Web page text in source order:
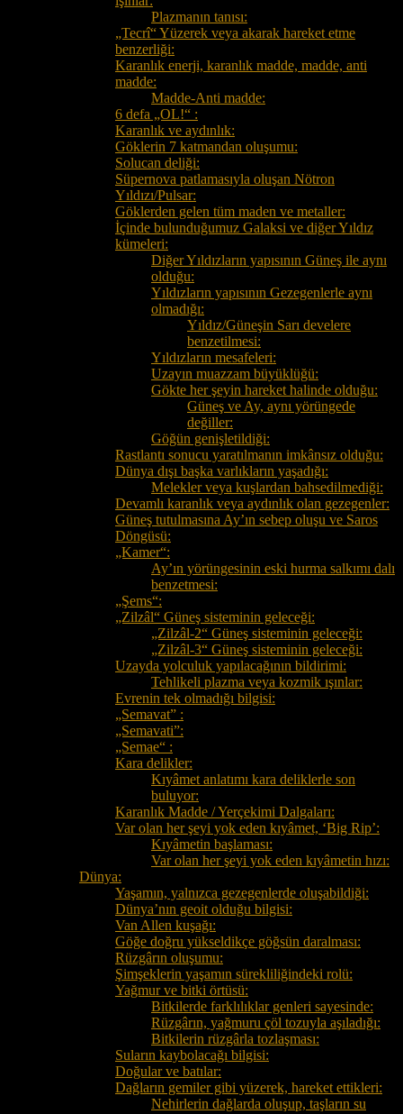
Plazmanın tanısı:
„Tecrî“ Yüzerek veya akarak hareket etme
benzerliği:
Karanlık enerji, karanlık madde, madde, anti
madde:
Madde-Anti madde:
6 defa „OL!“ :
Karanlık ve aydınlık:
Göklerin 7 katmandan oluşumu:
Solucan deliği:
Süpernova patlamasıyla oluşan Nötron
Yıldızı/Pulsar:
Göklerden gelen tüm maden ve metaller:
İçinde bulunduğumuz Galaksi ve diğer Yıldız
kümeleri:
Diğer Yıldızların yapısının Güneş ile aynı
olduğu:
Yıldızların yapısının Gezegenlerle aynı
olmadığı:
Yıldız/Güneşin Sarı develere
benzetilmesi:
Yıldızların mesafeleri:
Uzayın muazzam büyüklüğü:
Gökte her şeyin hareket halinde olduğu:
Güneş ve Ay, aynı yörüngede
değiller:
Göğün genişletildiği:
Rastlantı sonucu yaratılmanın imkânsız olduğu:
Dünya dışı başka varlıkların yaşadığı:
Melekler veya kuşlardan bahsedilmediği:
Devamlı karanlık veya aydınlık olan gezegenler:
Güneş tutulmasına Ay’ın sebep oluşu ve Saros
Döngüsü:
„Kamer“:
Ay’ın yörüngesinin eski hurma salkımı dalı
benzetmesi:
„Şems“:
„Zilzâl“ Güneş sisteminin geleceği:
„Zilzâl-2“ Güneş sisteminin geleceği:
„Zilzâl-3“ Güneş sisteminin geleceği:
Uzayda yolculuk yapılacağının bildirimi:
Tehlikeli plazma veya kozmik ışınlar:
Evrenin tek olmadığı bilgisi:
„Semavat” :
„Semavati”:
„Semae“ :
Kara delikler:
Kıyâmet anlatımı kara deliklerle son
buluyor:
Karanlık Madde / Yerçekimi Dalgaları:
Var olan her şeyi yok eden kıyâmet, ‘Big Rip’:
Kıyâmetin başlaması:
Var olan her şeyi yok eden kıyâmetin hızı:
Dünya:
Yaşamın, yalnızca gezegenlerde oluşabildiği:
Dünya’nın geoit olduğu bilgisi:
Van Allen kuşağı:
Göğe doğru yükseldikçe göğsün daralması:
Rüzgârın oluşumu:
Şimşeklerin yaşamın sürekliliğindeki rolü:
Yağmur ve bitki örtüsü:
Bitkilerde farklılıklar genleri sayesinde:
Rüzgârın, yağmuru çöl tozuyla aşıladığı:
Bitkilerin rüzgârla tozlaşması:
Suların kaybolacağı bilgisi:
Doğular ve batılar:
Dağların gemiler gibi yüzerek, hareket ettikleri:
Nehirlerin dağlarda oluşup, taşların su